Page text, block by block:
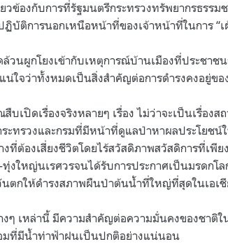
ยวข้องกับการที่รัฐมนตรีกระทรวงทรัพยากรธรร
ฏิบัติการนอกเหนือหน้าที่ของเจ้าหน้าที่ในการ “
วนผูกโยงเข้ากับเหตุการณ์บ้านเมืองที่ประชาช
น่ใจว่าทั้งหมดเป็นสิ่งสำคัญต่อการดำรงคงอยู่ข
สืบเปิดเรื่องจริงหลายๆ เรื่อง ไม่ว่าจะเป็นเรื่อง
ะทรวงและกรมที่มีหน้าที่ดูแลป่าหาผลประโยชน์
ที่ต้องเสี่ยงชีวิตโดยไร้สวัสดิภาพสวัสดิการที่เพี
ทุ่งใหญ่นเรศวรจนได้รับการประกาศเป็นมรดกโ
ตกให้ดำรงสภาพผืนป่าต้นน้ำที่ใหญ่ที่สุดในเอเชี
ๆ เหล่านี้ มีความสำคัญต่อความมั่นคงของชาติ
มที่มีน้ำท่าฟ้าฝนเป็นปกติอย่างแน่นอน